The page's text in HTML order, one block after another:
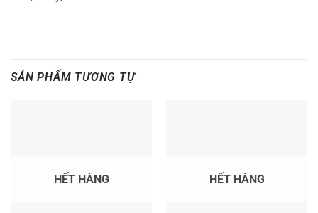
SẢN PHẨM TƯƠNG TỰ
HẾT HÀNG HẾT HÀNG